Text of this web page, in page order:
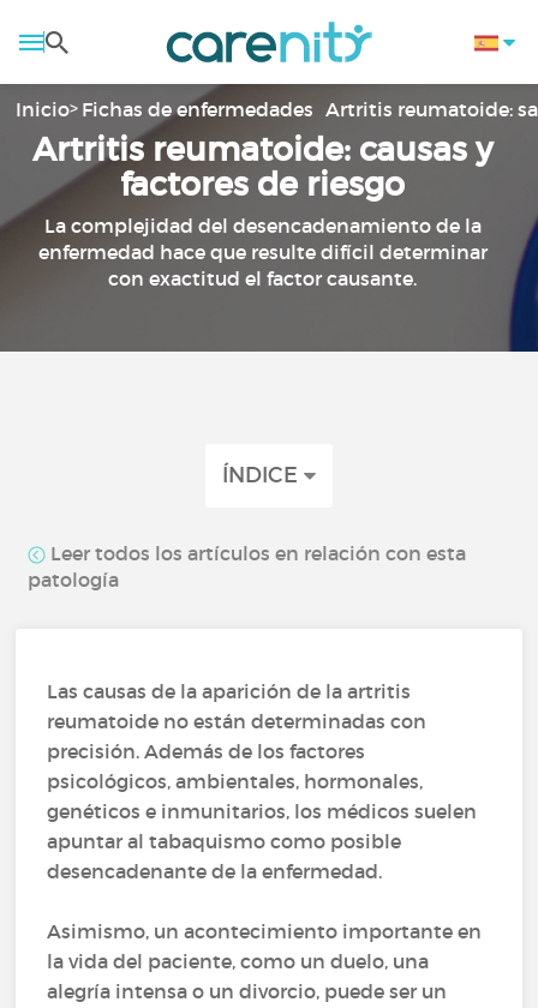
Inicio Fichas de enfermedades Artritis reumatoide:
Artritis reumatoide: causas y
factores de riesgo
La complejidad del desencadenamiento de la
enfermedad hace que resulte difícil determinar
con exactitud el factor causante.
ÍNDICE
Leer todos los artículos en relación con esta
patología
Las causas de la aparición de la artritis
reumatoide no están determinadas con
precisión. Además de los factores
psicológicos, ambientales, hormonales,
genéticos e inmunitarios, los médicos suelen
apuntar al tabaquismo como posible
desencadenante de la enfermedad.
Asimismo, un acontecimiento importante en
la vida del paciente, como un duelo, una
alegría intensa o un divorcio, puede ser un